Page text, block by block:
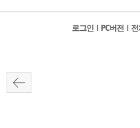
로그인 l PC버전 l